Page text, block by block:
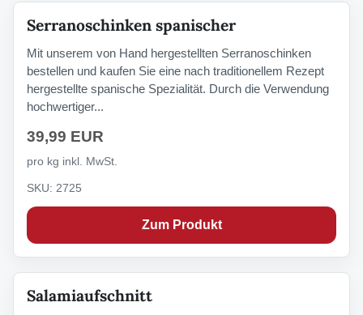
Serranoschinken spanischer
Mit unserem von Hand hergestellten Serranoschinken
bestellen und kaufen Sie eine nach traditionellem Rezept
hergestellte spanische Spezialität. Durch die Verwendung
hochwertiger...
39,99 EUR
pro kg inkl. MwSt.
SKU: 2725
Zum Produkt
Salamiaufschnitt